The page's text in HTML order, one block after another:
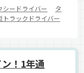
シードライバー
タ
トラックドライバー
！1年通